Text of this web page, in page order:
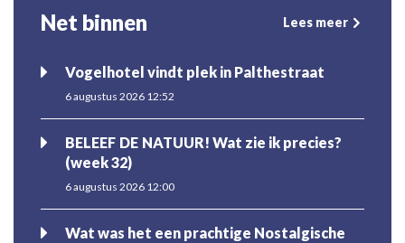
Net binnen Lees meer
Vogelhotel vindt plek in Palthestraat
6 augustus 2026 12:52
BELEEF DE NATUUR! Wat zie ik precies?
(week 32)
6 augustus 2026 12:00
Wat was het een prachtige Nostalgische